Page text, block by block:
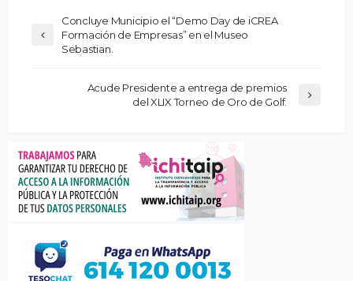
Concluye Municipio el “Demo Day de iCREA
Formación de Empresas” en el Museo
Sebastian.
Acude Presidente a entrega de premios
del XLIX Torneo de Oro de Golf.